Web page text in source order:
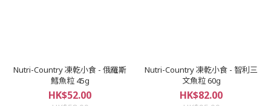
Nutri-Country 凍乾小食 - 俄羅斯
鱈魚粒 45g
HK$52.00
Nutri-Country 凍乾小食 - 智利三
文魚粒 60g
HK$82.00